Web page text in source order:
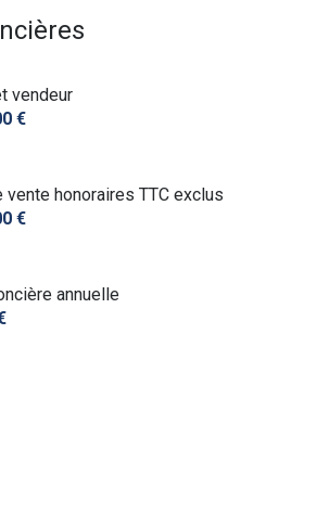
vendeur
€
vente honoraires TTC exclus
€
annuelle